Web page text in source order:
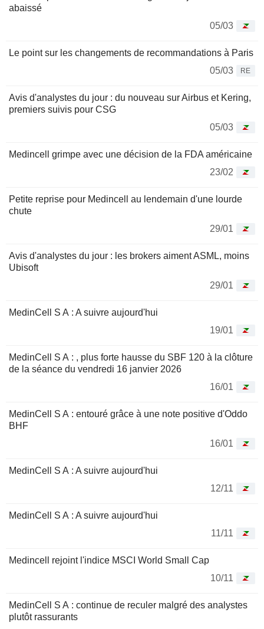
abaissé
05/03
Le point sur les changements de recommandations à Paris
05/03
RE
Avis d'analystes du jour : du nouveau sur Airbus et Kering,
premiers suivis pour CSG
05/03
Medincell grimpe avec une décision de la FDA américaine
23/02
Petite reprise pour Medincell au lendemain d'une lourde
chute
29/01
Avis d'analystes du jour : les brokers aiment ASML, moins
Ubisoft
29/01
MedinCell S A : A suivre aujourd'hui
19/01
MedinCell S A : , plus forte hausse du SBF 120 à la clôture
de la séance du vendredi 16 janvier 2026
16/01
MedinCell S A : entouré grâce à une note positive d'Oddo
BHF
16/01
MedinCell S A : A suivre aujourd'hui
12/11
MedinCell S A : A suivre aujourd'hui
11/11
Medincell rejoint l'indice MSCI World Small Cap
10/11
MedinCell S A : continue de reculer malgré des analystes
plutôt rassurants